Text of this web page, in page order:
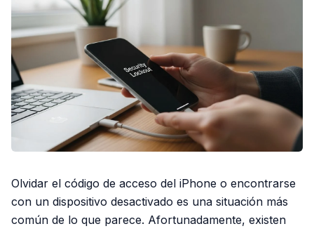
Olvidar el código de acceso del iPhone o encontrarse
con un dispositivo desactivado es una situación más
común de lo que parece. Afortunadamente, existen